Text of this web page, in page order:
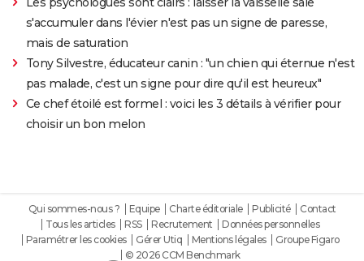
s'accumuler dans l'évier n'est pas un signe de paresse,
mais de saturation
Tony Silvestre, éducateur canin : "un chien qui éternue n'est
pas malade, c'est un signe pour dire qu'il est heureux"
Ce chef étoilé est formel : voici les 3 détails à vérifier pour
choisir un bon melon
Qui sommes-nous ? Equipe Charte éditoriale Publicité
Contact
Tous les articles
RSS Recrutement
Données personnelles
Paramétrer les cookies
Gérer Utiq Mentions légales
Groupe Figaro
© 2026 CCM Benchmark